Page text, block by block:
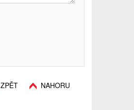
ZPĚT NAHORU